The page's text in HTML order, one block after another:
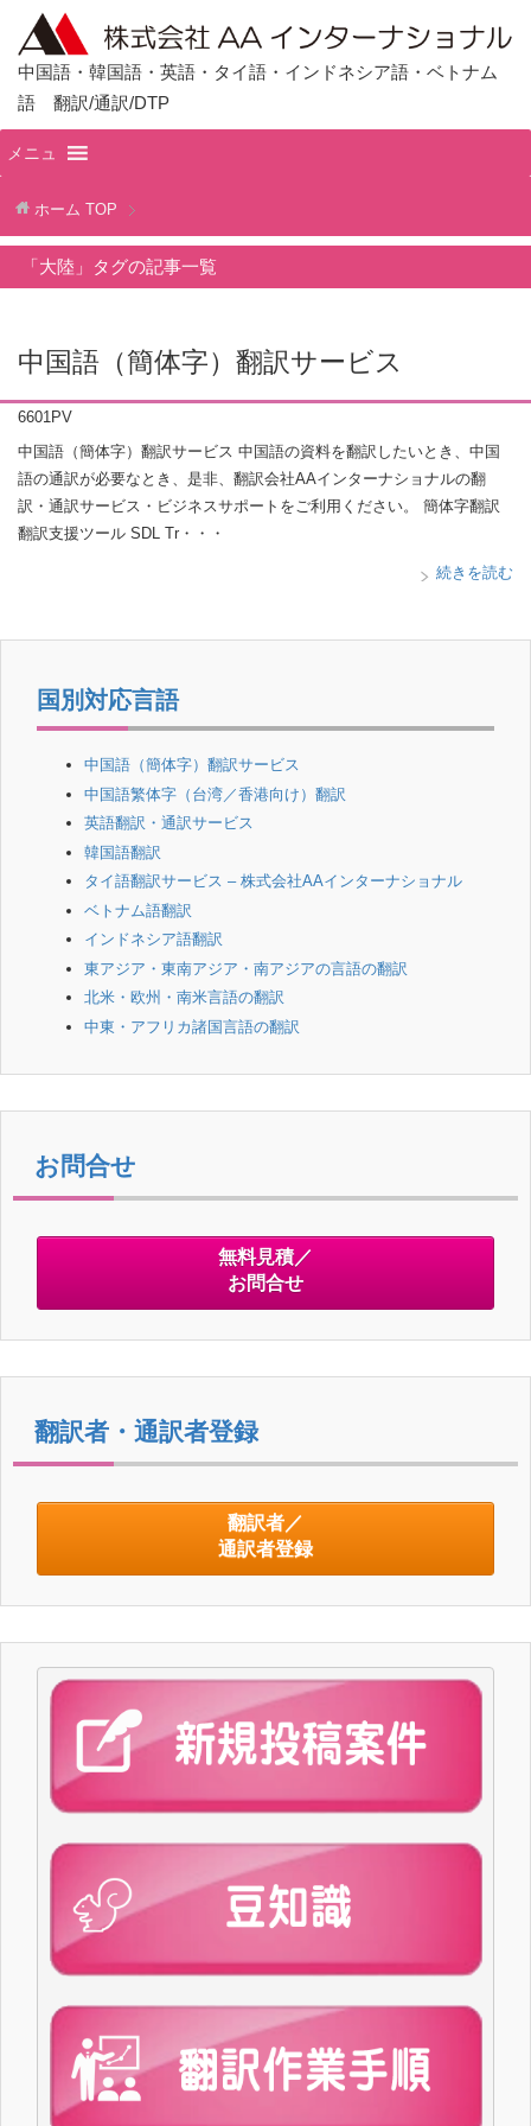
中国語・韓国語・英語・タイ語・インドネシア語・ベトナム
語 翻訳/通訳/DTP
メニュ
ホーム TOP
「大陸」タグの記事一覧
中国語（簡体字）翻訳サービス
6601PV
中国語（簡体字）翻訳サービス 中国語の資料を翻訳したいとき、中国
語の通訳が必要なとき、是非、翻訳会社AAインターナショナルの翻
訳・通訳サービス・ビジネスサポートをご利用ください。 簡体字翻訳
翻訳支援ツール SDL Tr・・・
続きを読む
国別対応言語
中国語（簡体字）翻訳サービス
中国語繁体字（台湾／香港向け）翻訳
英語翻訳・通訳サービス
韓国語翻訳
タイ語翻訳サービス – 株式会社AAインターナショナル
ベトナム語翻訳
インドネシア語翻訳
東アジア・東南アジア・南アジアの言語の翻訳
北米・欧州・南米言語の翻訳
中東・アフリカ諸国言語の翻訳
お問合せ
無料見積／
お問合せ
翻訳者・通訳者登録
翻訳者／
通訳者登録